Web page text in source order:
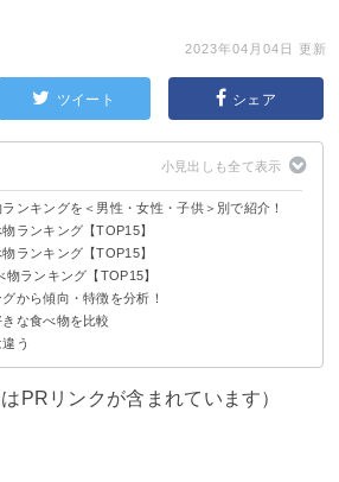
2023年04月04日 更新
ツイート シェア
ンキングを＜男性・女性・子供＞別で紹介！
ランキング【TOP15】
ランキング【TOP15】
物ランキング【TOP15】
から傾向・特徴を分析！
傾向・特徴
傾向・特徴
傾向・特徴
な食べ物を比較
べ物の違い
べ物の違い
う
PRリンクが含まれています）